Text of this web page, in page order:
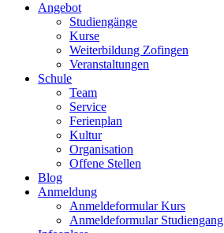
Angebot
Studiengänge
Kurse
Weiterbildung Zofingen
Veranstaltungen
Schule
Team
Service
Ferienplan
Kultur
Organisation
Offene Stellen
Blog
Anmeldung
Anmeldeformular Kurs
Anmeldeformular Studiengang